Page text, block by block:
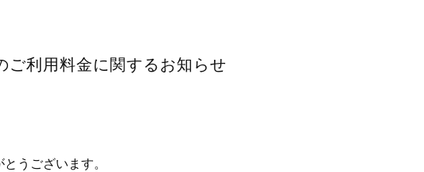
ご利用料金に関するお知らせ
うございます。